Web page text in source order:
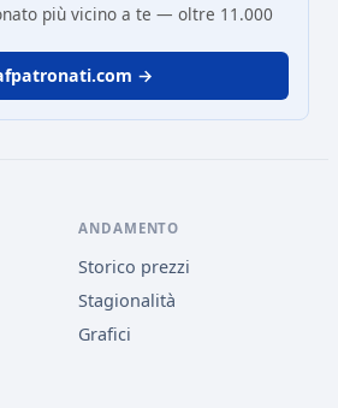
più vicino a te — oltre 11.000
→
ANDAMENTO
Storico prezzi
Stagionalità
Grafici